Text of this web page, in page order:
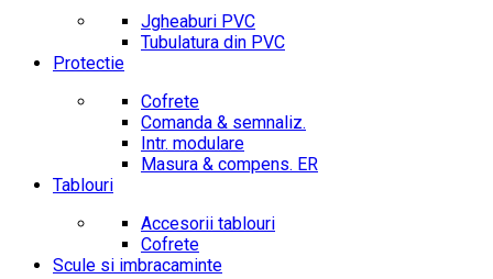
Jgheaburi PVC
Tubulatura din PVC
Protectie
Cofrete
Comanda & semnaliz.
Intr. modulare
Masura & compens. ER
Tablouri
Accesorii tablouri
Cofrete
Scule si imbracaminte